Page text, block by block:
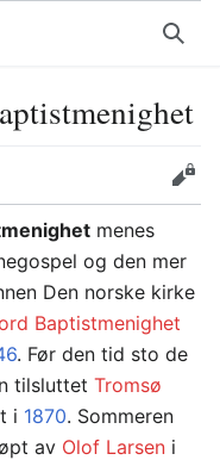
Søk
Rediger
menes
og den mer
Den norske kirke
Baptistmenighet
. Før den tid sto de
tilsluttet Tromsø
i 1870. Sommeren
av Olof Larsen i